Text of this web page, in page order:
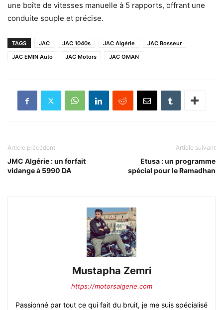
une boîte de vitesses manuelle à 5 rapports, offrant une
conduite souple et précise.
TAGS JAC JAC 1040s JAC Algérie
JAC Bosseur
JAC EMIN Auto
JAC Motors JAC OMAN
Article précédent
JMC Algérie : un forfait
vidange à 5990 DA
Article suivant
Etusa : un programme
spécial pour le Ramadhan
Mustapha Zemri
https://motorsalgerie.com
Passionné par tout ce qui fait du bruit, je me suis spécialisé